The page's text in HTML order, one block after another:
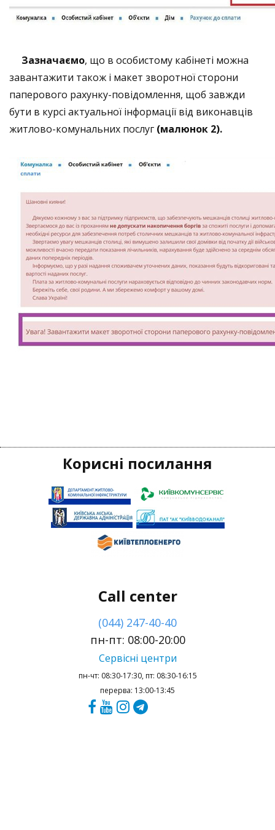
Зазначаємо, що в особистому кабінеті можна
завантажити також і макет зворотної сторони
паперового рахунку-повідомлення, щоб завжди
бути в курсі актуальної інформації від виконавців
житлово-комунальних послуг (малюнок 2).
Корисні посилання
Call center
(044) 247-40-40
пн-пт: 08:00-20:00
Сервісні центри
пн-чт: 08:30-17:30, пт: 08:30-16:15
перерва: 13:00-13:45